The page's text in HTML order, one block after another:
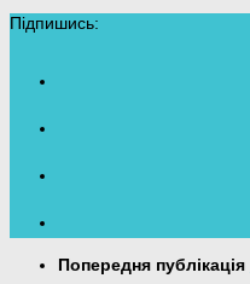
Підпишись:
Попередня публікація